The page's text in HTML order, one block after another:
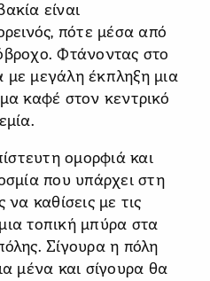
είναι
πότε μέσα από
Φτάνοντας στο
μεγάλη έκπληξη μια
καφέ στον κεντρικό
ομορφιά και
που υπάρχει στη
καθίσεις με τις
τοπική μπύρα στα
Σίγουρα η πόλη
μένα και σίγουρα θα